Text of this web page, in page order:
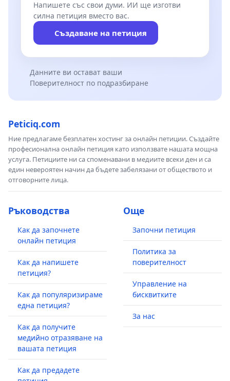
Напишете със свои думи. ИИ ще изготви
силна петиция вместо вас.
Създаване на петиция
Данните ви остават ваши
Поверителност по подразбиране
Peticiq.com
Ние предлагаме безплатен хостинг за онлайн петиции. Създайте
професионална онлайн петиция като използвате нашата мощна
услуга. Петициите ни са споменавани в медиите всеки ден и са
един невероятен начин да бъдете забелязани от обществото и
отговорните лица.
Ръководства
Как да започнете
онлайн петиция
Как да напишете
петиция?
Как да популяризираме
една петиция?
Как да получите
медийно отразяване на
вашата петиция
Как да предадете
Още
Започни петиция
Политика за
поверителност
Управление на
бисквитките
За нас